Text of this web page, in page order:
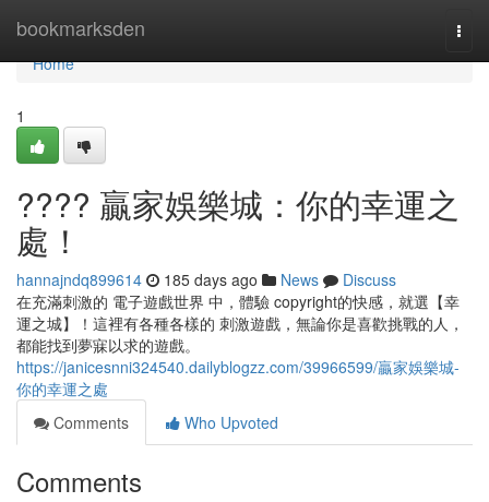
bookmarksden
Home
Home
1
???? 贏家娛樂城：你的幸運之
處！
hannajndq899614 185 days ago News
Discuss
在充滿刺激的 電子遊戲世界 中，體驗 copyright的快感，就選【幸
運之城】！這裡有各種各樣的 刺激遊戲，無論你是喜歡挑戰的人，
都能找到夢寐以求的遊戲。
https://janicesnni324540.dailyblogzz.com/39966599/贏家娛樂城-
你的幸運之處
Comments
Who Upvoted
Comments